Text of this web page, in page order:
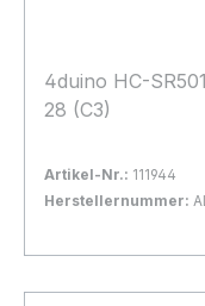
4duino HC-SR501 PIR Motion Sensor Module A-
28 (C3)
Artikel-Nr.: 111944
Herstellernummer:
In den